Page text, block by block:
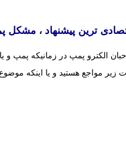
ترین پیشنهاد ،
الکترو پمپ در زمانیکه پمپ و
زیر مواجع هستید و یا اینکه